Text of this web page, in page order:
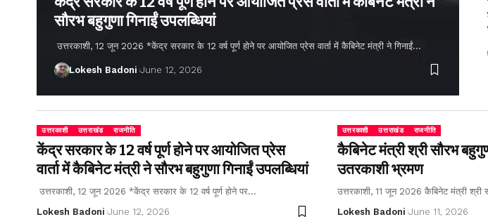
सौरभ बहुगुणा गिनाईं उपलब्धियां
उत्तरकाशी, 12 जून 2026 *केंद्र सरकार के 12 वर्ष पूर्ण होने पर आयोजित प्रेस वार्ता में कैबिनेट मंत्री ने गिनाईं…
Lokesh Badoni June 12, 2026
उत्तरकाशी उत्तराखंड राजनीति
केंद्र सरकार के 12 वर्ष पूर्ण होने पर आयोजित प्रेस
वार्ता में कैबिनेट मंत्री ने सौरभ बहुगुणा गिनाईं उपलब्धियां
उत्तरकाशी, 12 जून 2026 *केंद्र सरकार के 12 वर्ष पूर्ण होने पर…
Lokesh Badoni June 12, 2026
उत्तरकाशी उत्तराखंड राजनीति
कैबिनेट मंत्री श्री सौरभ
उतरकाशी भ्रमण
उत्तरकाशी, 11 जून 2026 कैबिनेट मंत्री
Lokesh Badoni June 11, 2026